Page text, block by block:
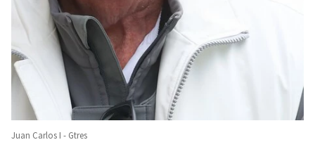
Juan Carlos I - Gtres